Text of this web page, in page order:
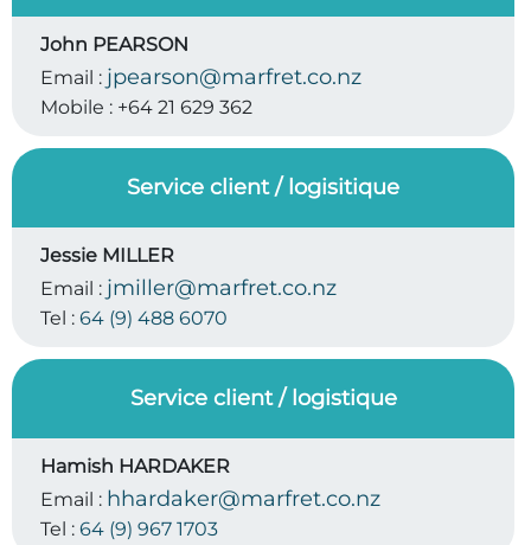
John PEARSON
Email : jpearson@marfret.co.nz
Mobile : +64 21 629 362
Service client / logisitique
Jessie MILLER
Email : jmiller@marfret.co.nz
Tel : 64 (9) 488 6070
Service client / logistique
Hamish HARDAKER
Email : hhardaker@marfret.co.nz
Tel : 64 (9) 967 1703